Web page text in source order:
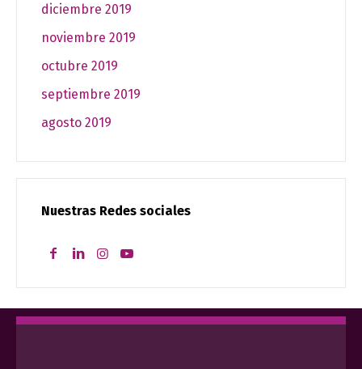
diciembre 2019
noviembre 2019
octubre 2019
septiembre 2019
agosto 2019
Nuestras Redes sociales